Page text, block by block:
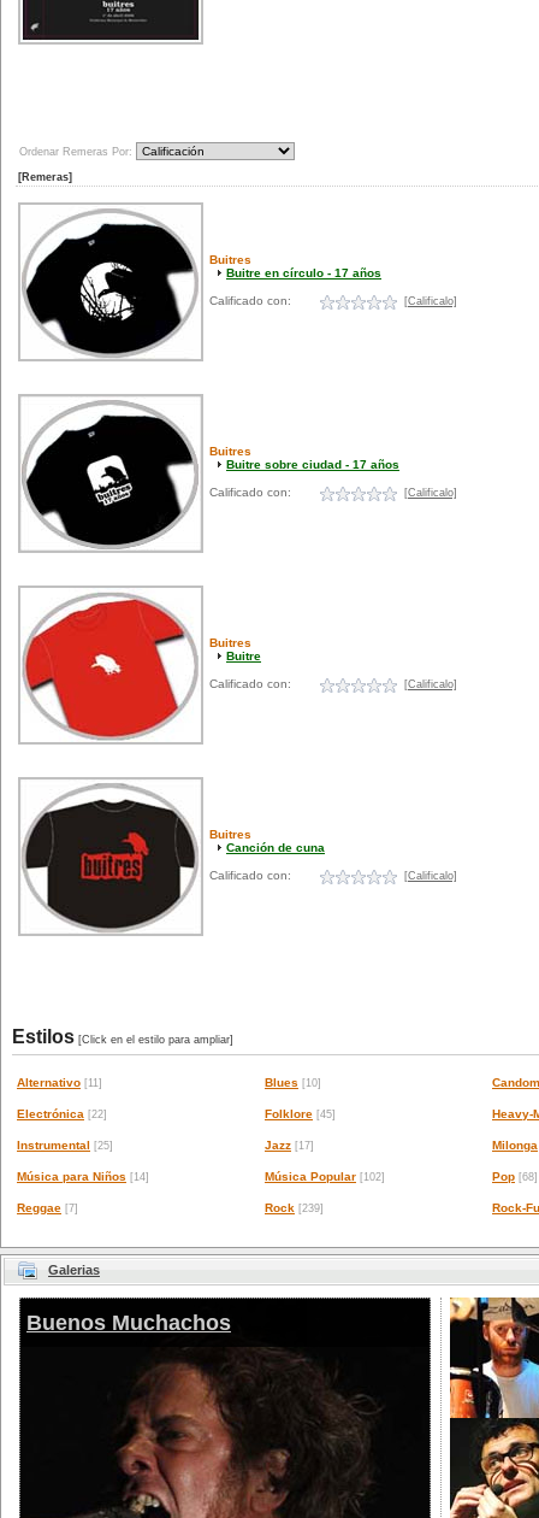
Ordenar Remeras Por:
[Remeras]
Buitres
Buitre en círculo - 17 años
Calificado con: [Calificalo]
Buitres
Buitre sobre ciudad - 17 años
Calificado con: [Calificalo]
Buitres
Buitre
Calificado con: [Calificalo]
Buitres
Canción de cuna
Calificado con: [Calificalo]
Estilos [Click en el estilo para ampliar]
Alternativo [11] Blues [10]
Electrónica [22] Folklore [45] Heavy-
Instrumental [25] Jazz [17] Milonga
Música para Niños [14] Música Popular [102] Pop [68]
Reggae [7] Rock [239] Rock-
Galerias
Buenos Muchachos